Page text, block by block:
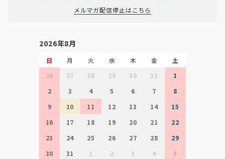
メルマガ配信停止はこちら
2026年8月
日 月 火 水 木 金
土
26
27 28 29 30 31
1
2
3 4 5 6 7
8
9
10 11 12 13 14
15
16
17 18 19 20 21
22
23
24 25 26 27 28
29
30
31 1 2 3 4 5